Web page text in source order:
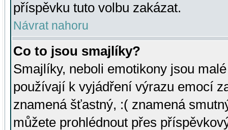
příspěvku tuto volbu zakázat.
Návrat nahoru
Co to jsou smajlíky?
Smajlíky, neboli emotikony jsou
používají k vyjádření výrazu emocí
znamená šťastný, :( znamená
můžete prohlédnout přes